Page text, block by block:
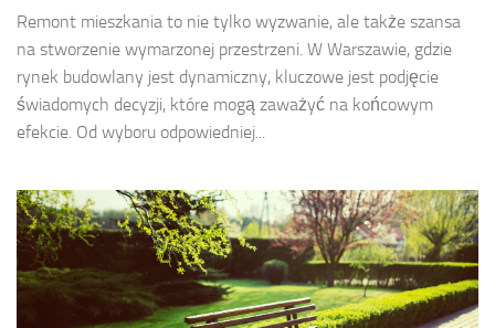
Remont mieszkania to nie tylko wyzwanie, ale także szansa
na stworzenie wymarzonej przestrzeni. W Warszawie, gdzie
rynek budowlany jest dynamiczny, kluczowe jest podjęcie
świadomych decyzji, które mogą zaważyć na końcowym
efekcie. Od wyboru odpowiedniej...